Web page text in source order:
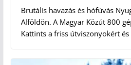
Brutális havazás és hófúvás
Alföldön. A Magyar Közút 800
Kattints a friss útviszonyokért és